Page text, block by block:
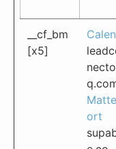
__cf_bm
[x5]
ort